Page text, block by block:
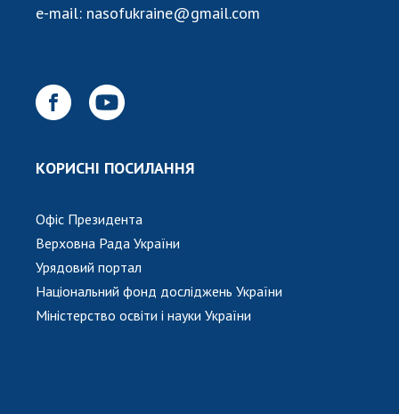
НОВИНИ
НАУКОВІ ВИДАННЯ
АКАДЕМІЯ КОМЕНТУЄ
ПРОФСПІЛКА НАН УКРАЇНИ
КАБІНЕТ
e-mail: nasofukraine@gmail.com
КОРИСНІ ПОСИЛАННЯ
Офіс Президента
Верховна Рада України
Урядовий портал
Національний фонд досліджень України
Міністерство освіти і науки України